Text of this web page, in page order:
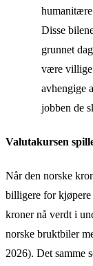
Disse
grunnet
være villige
avhengige
jobben de
Valutakursen
Når den norske
billigere for kjøpere
kroner nå verdt i
norske bruktbiler
2026). Det samme